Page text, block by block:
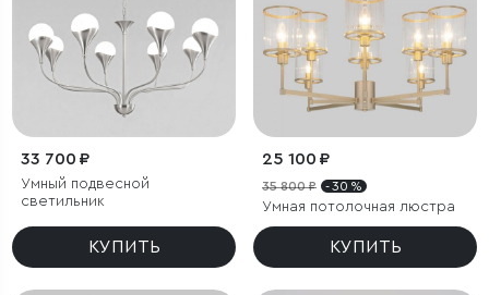
33 700 ₽
Умный подвесной
светильник
КУПИТЬ
25 100 ₽
35 800 ₽ - 30 %
Умная потолочная люстра
КУПИТЬ